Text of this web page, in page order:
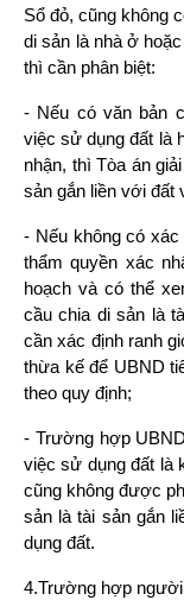
Sổ đỏ, cũng không
di sản là nhà ở
thì cần phân biệt:
- Nếu có văn bản
việc sử dụng đất là
nhận, thì Tòa án
sản gắn liền với đất
- Nếu không có
thẩm quyền xác
hoạch và có thể
cầu chia di sản là
cần xác định ranh
thừa kế để UBND
theo quy định;
- Trường hợp
việc sử dụng đất là
cũng không được
sản là tài sản gắn
dụng đất.
4.Trường hợp